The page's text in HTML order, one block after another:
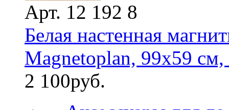
Арт. 12 192 8
Белая настенная
Magnetoplan, 99х59
2 100руб.